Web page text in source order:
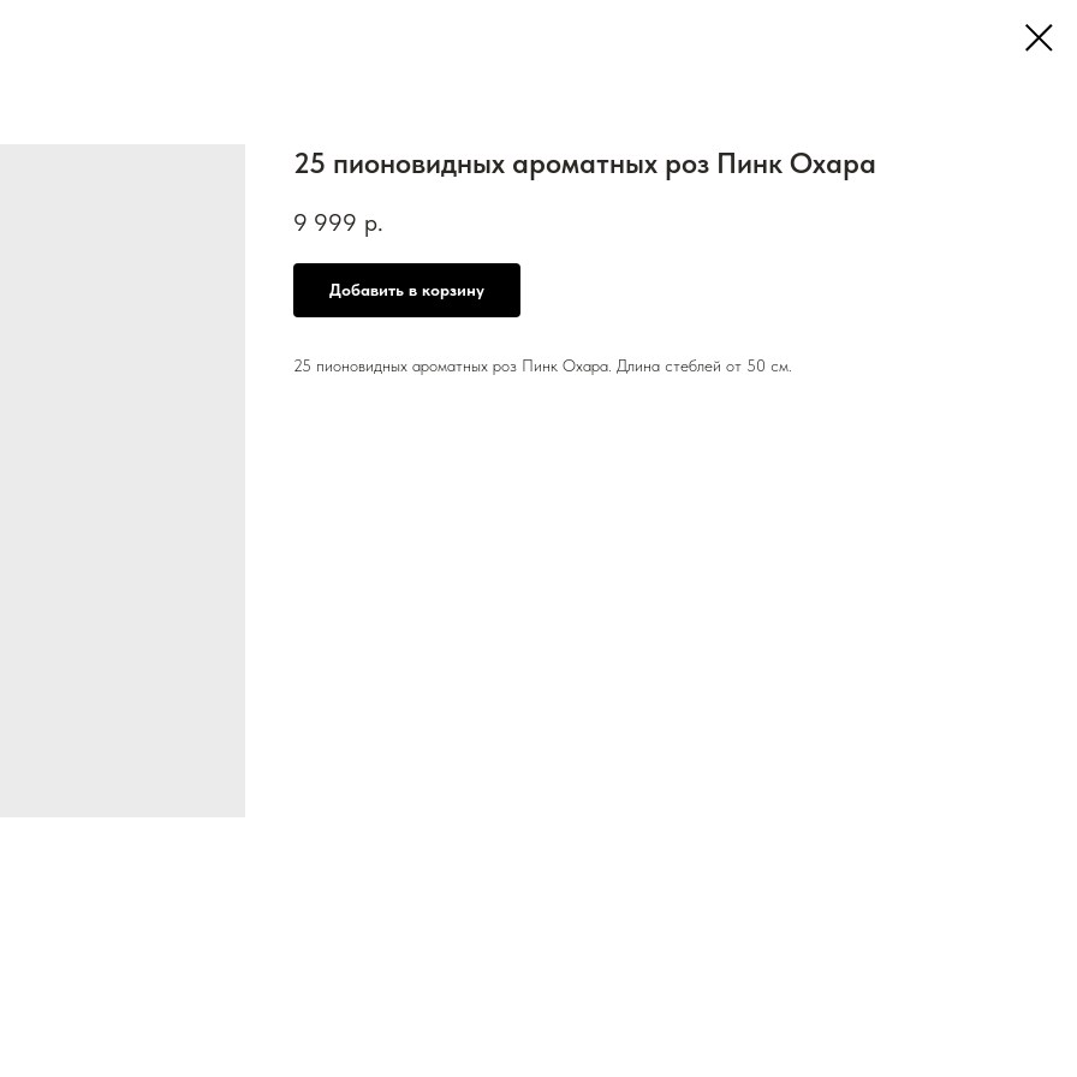
25 пионовидных ароматных роз Пинк Охара
9 999 р.
Добавить в корзину
25 пионовидных ароматных роз Пинк Охара. Длина стеблей от 50 см.